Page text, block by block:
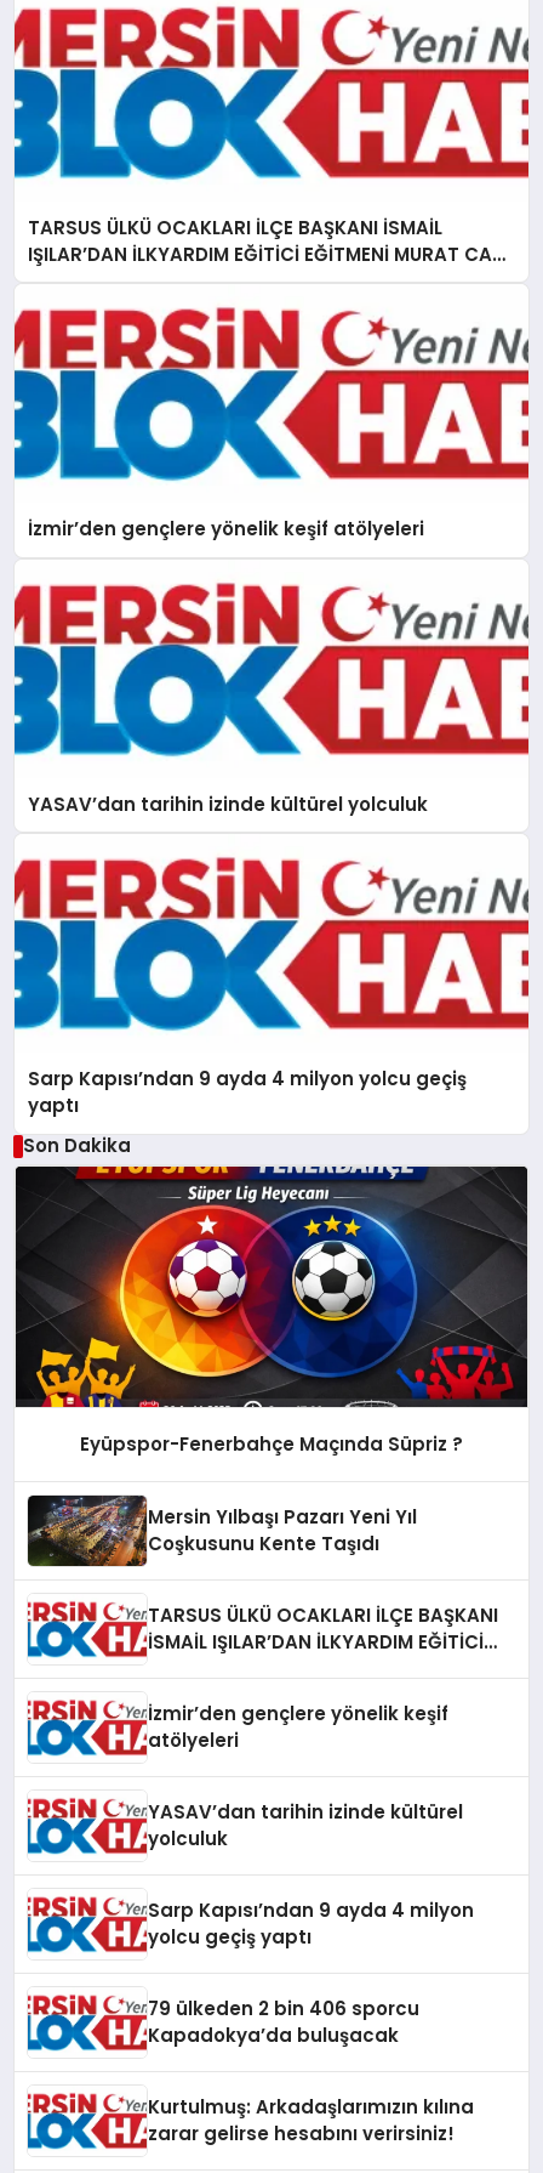
TARSUS ÜLKÜ OCAKLARI İLÇE BAŞKANI İSMAİL
IŞILAR’DAN İLKYARDIM EĞİTİCİ EĞİTMENİ MURAT CAN
FİDAN’A ZİYARET
İzmir’den gençlere yönelik keşif atölyeleri
YASAV’dan tarihin izinde kültürel yolculuk
Sarp Kapısı’ndan 9 ayda 4 milyon yolcu geçiş
yaptı
Son Dakika
Eyüpspor-Fenerbahçe Maçında Süpriz ?
Mersin Yılbaşı Pazarı Yeni Yıl
Coşkusunu Kente Taşıdı
TARSUS ÜLKÜ OCAKLARI İLÇE BAŞKANI
İSMAİL IŞILAR’DAN İLKYARDIM EĞİTİCİ
İzmir’den gençlere yönelik keşif
atölyeleri
YASAV’dan tarihin izinde kültürel
yolculuk
Sarp Kapısı’ndan 9 ayda 4 milyon
yolcu geçiş yaptı
79 ülkeden 2 bin 406 sporcu
Kapadokya’da buluşacak
Kurtulmuş: Arkadaşlarımızın kılına
zarar gelirse hesabını verirsiniz!